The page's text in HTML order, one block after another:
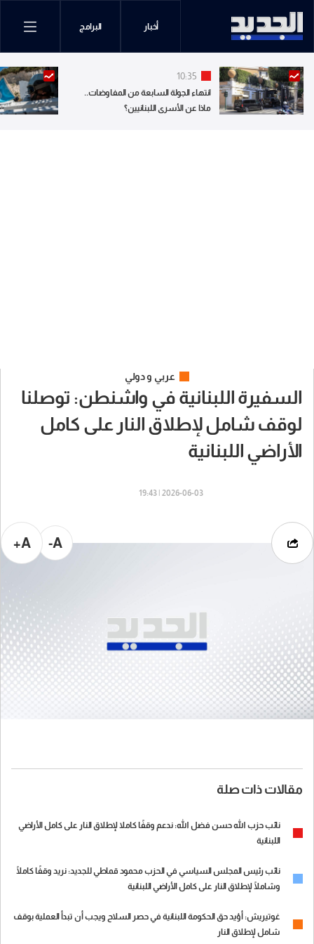
أخبار البرامج
10:35
انتهاء الجولة السابعة من المفاوضات..
ماذا عن الأسرى اللبنانيين؟
عربي و دولي
السفيرة اللبنانية في واشنطن: توصلنا
لوقف شامل لإطلاق النار على كامل
الأراضي اللبنانية
2026-06-03 | 19:43
A-
A+
مقالات ذات صلة
نائب حزب الله حسن فضل الله: ندعم وقفًا كاملا لإطلاق النار على كامل الأراضي
اللبنانية
نائب رئيس المجلس السياسي في الحزب محمود قماطي للجديد: نريد وقفًا كاملًا
وشاملًا لإطلاق النار على كامل الأراضي اللبنانية
غوتيريش: أؤيد حق الحكومة اللبنانية في حصر السلاح ويجب أن تبدأ العملية بوقف
شامل لإطلاق النار